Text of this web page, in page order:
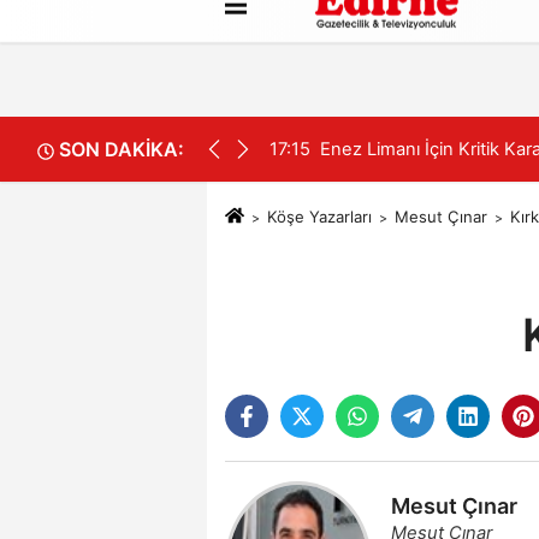
İletişim Çerez Politikası
SON DAKİKA: 17:15 Enez Limanı İçin Kritik
Köşe Yazarları Mesut Çınar
Mesut Çınar
Mesut Çınar